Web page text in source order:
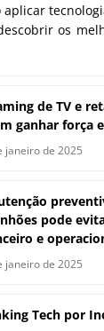
os
de TV e
ganhar força
janeiro de 2025
pode
e
janeiro de 2025
Tech por